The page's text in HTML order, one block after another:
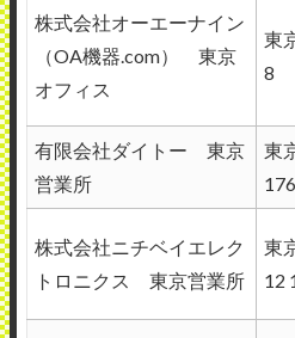
株式会社オーエーナイン
（OA機器.com） 東京
オフィス
東
8
有限会社ダイトー 東京
営業所
東
株式会社ニチベイエレク
トロニクス 東京営業所
東
12